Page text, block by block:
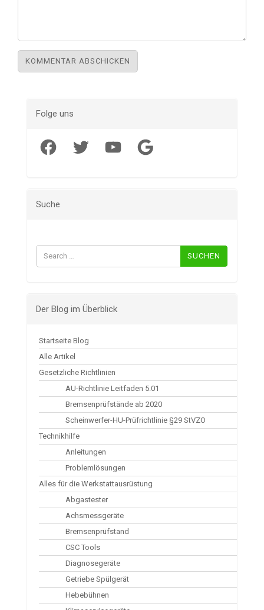
Folge uns
Facebook Twitter YouTube Google
Suche
Suchen
nach:
Der Blog im Überblick
Startseite Blog
Alle Artikel
Gesetzliche Richtlinien
AU-Richtlinie Leitfaden 5.01
Bremsenprüfstände ab 2020
Scheinwerfer-HU-Prüfrichtlinie §29 StVZO
Technikhilfe
Anleitungen
Problemlösungen
Alles für die Werkstattausrüstung
Abgastester
Achsmessgeräte
Bremsenprüfstand
CSC Tools
Diagnosegeräte
Getriebe Spülgerät
Hebebühnen